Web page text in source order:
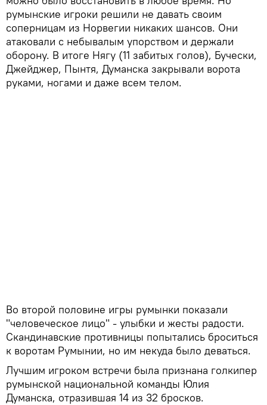
румынские игроки решили не давать своим
соперницам из Норвегии никаких шансов. Они
атаковали с небывалым упорством и держали
оборону. В итоге Нягу (11 забитых голов), Бучески,
Джейджер, Пынтя, Думанска закрывали ворота
руками, ногами и даже всем телом.
Во второй половине игры румынки показали
"человеческое лицо" - улыбки и жесты радости.
Скандинавские противницы попытались броситься
к воротам Румынии, но им некуда было деваться.
Лучшим игроком встречи была признана голкипер
румынской национальной команды Юлия
Думанска, отразившая 14 из 32 бросков.